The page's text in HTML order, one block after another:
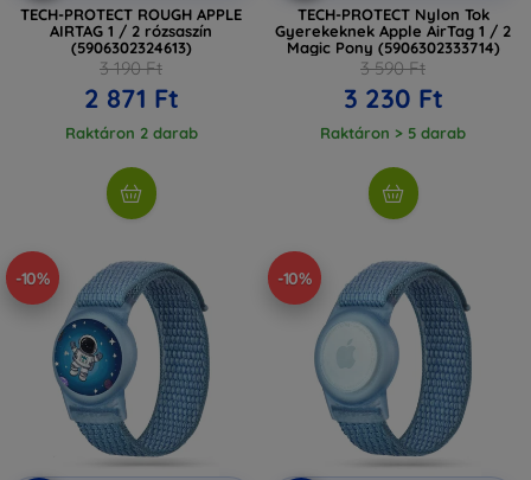
TECH-PROTECT ROUGH APPLE
AIRTAG 1 / 2 rózsaszín
(5906302324613)
3 190 Ft
2 871 Ft
Raktáron 2 darab
TECH-PROTECT Nylon Tok
Gyerekeknek Apple AirTag 1 / 2
Magic Pony (5906302333714)
3 590 Ft
3 230 Ft
Raktáron > 5 darab
-10% -10%